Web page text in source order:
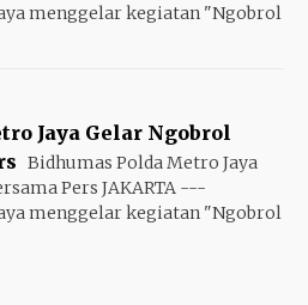
menggelar kegiatan "Ngobrol
Jaya Gelar Ngobrol
Bidhumas Polda Metro Jaya
Pers JAKARTA ---
menggelar kegiatan "Ngobrol